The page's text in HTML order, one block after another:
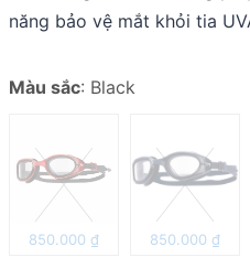
năng bảo vệ mắt khỏi tia
Màu sắc: Black
850.000 ₫ 850.000 ₫